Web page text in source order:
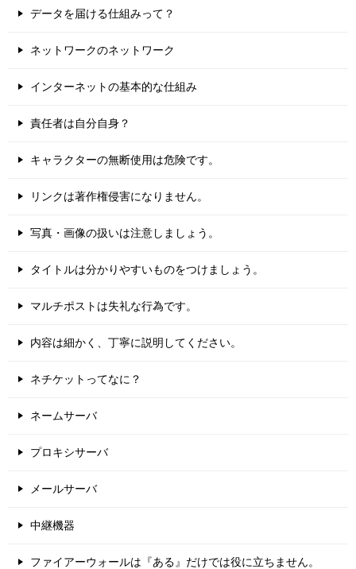
データを届ける仕組みって？
ネットワークのネットワーク
インターネットの基本的な仕組み
責任者は自分自身？
キャラクターの無断使用は危険です。
リンクは著作権侵害になりません。
写真・画像の扱いは注意しましょう。
タイトルは分かりやすいものをつけましょう。
マルチポストは失礼な行為です。
内容は細かく、丁寧に説明してください。
ネチケットってなに？
ネームサーバ
プロキシサーバ
メールサーバ
中継機器
ファイアーウォールは『ある』だけでは役に立ちません。